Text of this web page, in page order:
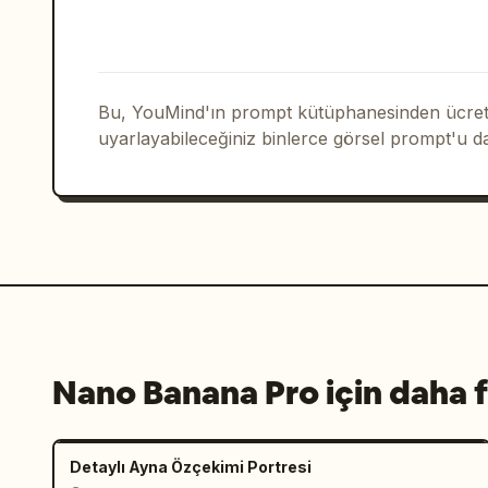
bacakları havada ve çapraz şekilde
parlak kırmızı yüksek topuklu
Bu, YouMind'ın prompt kütüphanesinden
uyarlayabileceğiniz binlerce görsel prompt'u
Nano Banana Pro için daha
Detaylı Ayna Özçekimi Portresi